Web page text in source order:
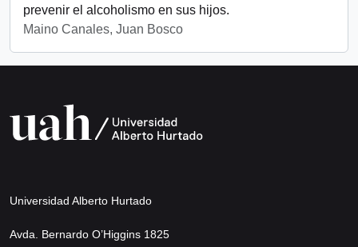
prevenir el alcoholismo en sus hijos.
Maino Canales, Juan Bosco
Universidad Alberto Hurtado
Avda. Bernardo O’Higgins 1825